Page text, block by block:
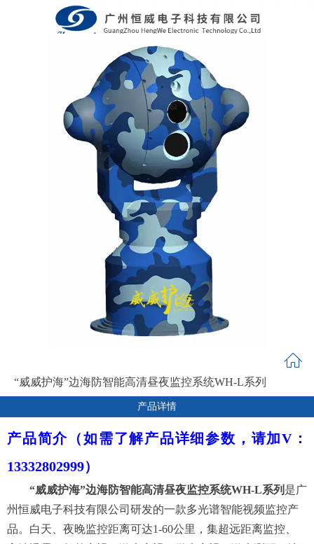
“威威护海”边海防智能高清昼夜监控系统WH-L系列
产品详情
产品简介 （如需了解产品详细参数，请加V：
13332802999）
“威威护海”边海防智能高清昼夜监控系统WH-L系列 是广
州恒威电子科技有限公司研发的一款多光谱智能视频监控产
品。白天、夜晚监控距离可达1-60公里，集超远距离监控、